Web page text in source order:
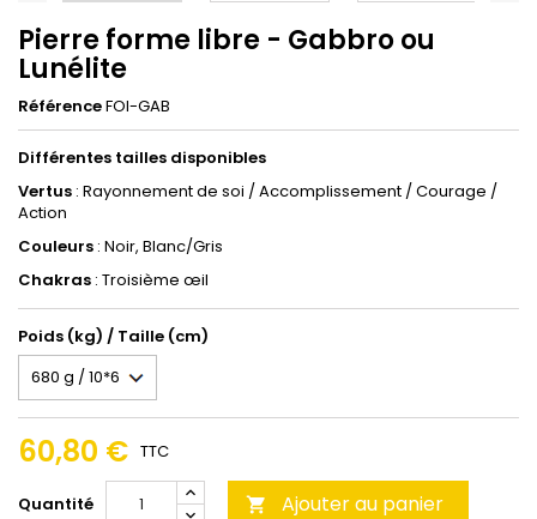
Pierre forme libre - Gabbro ou
Lunélite
RéférenceFOI-GAB
Différentes tailles disponibles
Vertus : Rayonnement de soi / Accomplissement / Courage /
Action
Couleurs : Noir, Blanc/Gris
Chakras : Troisième œil
Poids (kg) / Taille (cm)
60,80 € TTC
Quantité  Ajouter au panier